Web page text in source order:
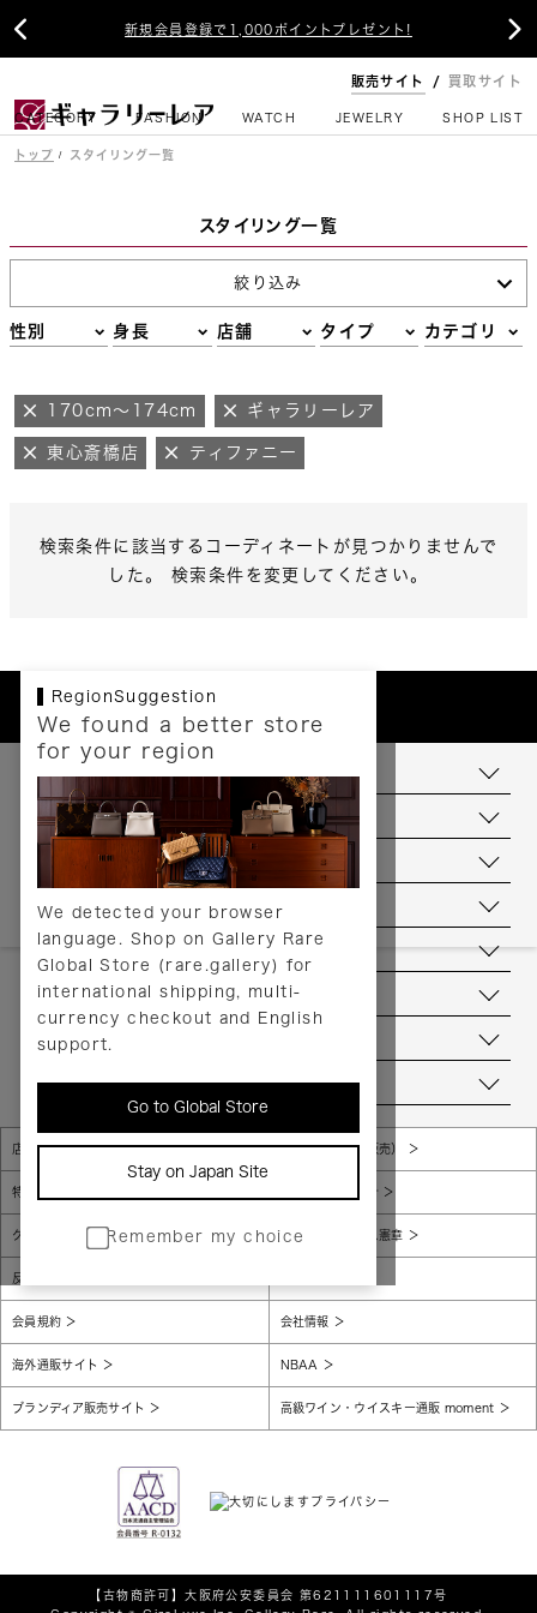
新規会員登録で1,000ポイントプレゼント!
 
販売サイト 買取サイト
CATEGORY FASHION WATCH JEWELRY SHOP LIST
トップ スタイリング一覧
スタイリング一覧
絞り込み
性別 身長 店舗 タイプ カテゴリ
170cm～174cm ギャラリーレア
東心斎橋店 ティファニー
検索条件に該当するコーディネートが見つかりませんで
した。 検索条件を変更してください。
RegionSuggestion
We found a better store
for your region
We detected your browser
language. Shop on Gallery Rare
Global Store (rare.gallery) for
international shipping, multi-
currency checkout and English
support.
Go to Global Store
Stay on Japan Site
Remember my choice
お支払いについて
配送について
送料について
返品について
ヘルプ
お問い合わせ
当店について
店舗一覧 販売規約（店頭販売）
特定商取引法に基づく表示 個人情報保護方針
グローバルプライバシーポリシー コンプライアンス憲章
反社会的勢力に対する基本方針
会員規約 会社情報
海外通販サイト NBAA
ブランディア販売サイト 高級ワイン・ウイスキー通販 moment
【古物商許可】大阪府公安委員会 第621111601117号